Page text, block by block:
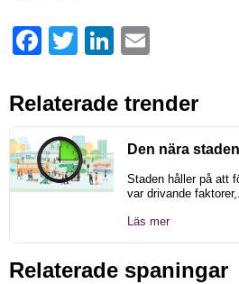
FacebookTwitter LinkedIn
Relaterade trender
Den nära staden
Staden håller på att
var drivande
Läs mer
Relaterade spaningar